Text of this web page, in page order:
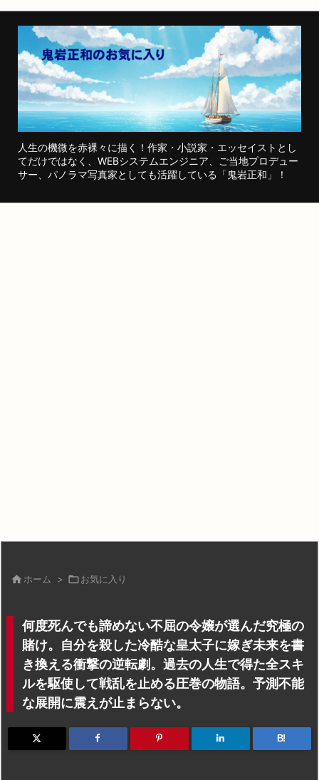
人生の機微を赤裸々に描く！作家・小説家・エッセイストとし
てだけではなく、WEBシステムエンジニア、ご当地プロデュー
サー、パノラマ写真家としても活躍している「鬼岩正和」！
 ホーム > お気に入り
何度死んでも諦めない不屈の令嬢が選んだ究極の
賭け。自分を殺した冷酷な皇太子に嫁ぎ未来を書
き換える衝撃の逆転劇。過去の人生で得た全スキ
ルを駆使して戦乱を止める圧巻の物語。予測不能
な展開に震えが止まらない。
B!